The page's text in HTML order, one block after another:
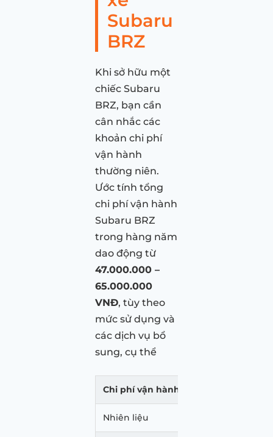
Subaru
BRZ
Khi sở hữu một
chiếc Subaru
BRZ, bạn cần
cân nhắc các
khoản chi phí
vận hành
thường niên.
Ước tính tổng
chi phí vận hành
Subaru BRZ
trong hàng năm
dao động từ
47.000.000 –
65.000.000
VNĐ, tùy theo
mức sử dụng và
các dịch vụ bổ
sung, cụ thể
Chi phí vận hành
Nhiên liệu